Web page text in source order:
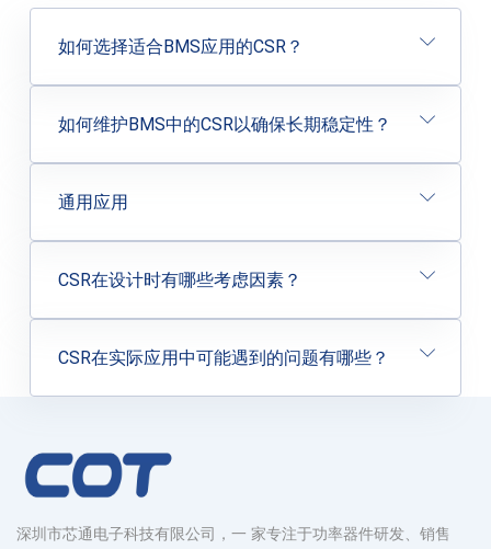
如何选择适合BMS应用的CSR？
如何维护BMS中的CSR以确保长期稳定性？
通用应用
CSR在设计时有哪些考虑因素？
CSR在实际应用中可能遇到的问题有哪些？
深圳市芯通电子科技有限公司，一 家专注于功率器件研发、销售